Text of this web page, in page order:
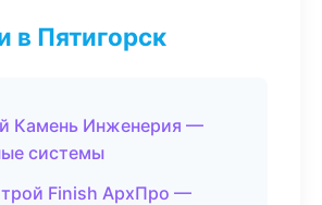
в Пятигорск
Камень Инженерия —
системы
Finish АрхПро —